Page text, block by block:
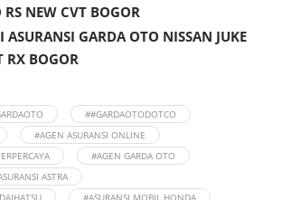
NEW CVT BOGOR
ASURANSI GARDA OTO NISSAN JUKE
RX BOGOR
##GARDAOTODOTCO
#AGEN ASURANSI ONLINE
#AGEN GARDA OTO
ASTRA